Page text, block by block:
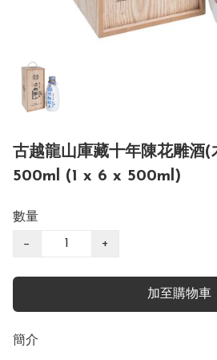
古越龍山庫藏十年陳花雕酒(
500ml (1 x 6 x 500ml)
數量
− +
加至購物車
簡介